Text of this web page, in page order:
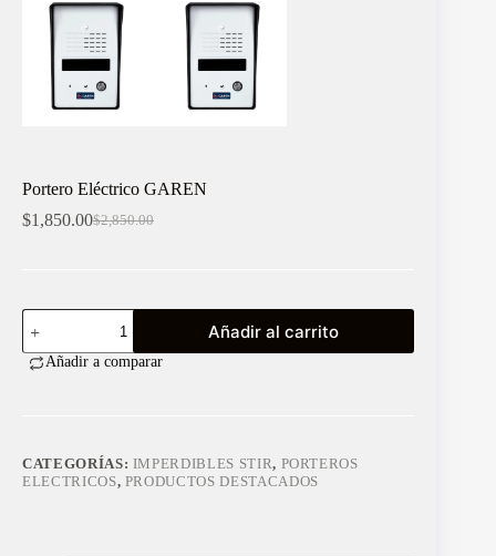
Portero Eléctrico GAREN
$2,850.00
El
$2,850.00.
$1,850.00El
$1,850.00.
Portero
Eléctrico
GAREN
cantidad
Añadir al carrito
Añadir a comparar
CATEGORÍAS: IMPERDIBLES STIR, PORTEROS
ELECTRICOS, PRODUCTOS DESTACADOS